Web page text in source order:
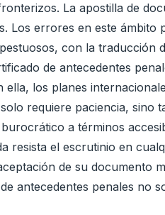
La apostilla de
Los errores en este ámbito
con la traducción
de antecedentes
los planes
requiere paciencia, sino
a términos
resista el escrutinio en
de su documento
antecedentes penales no